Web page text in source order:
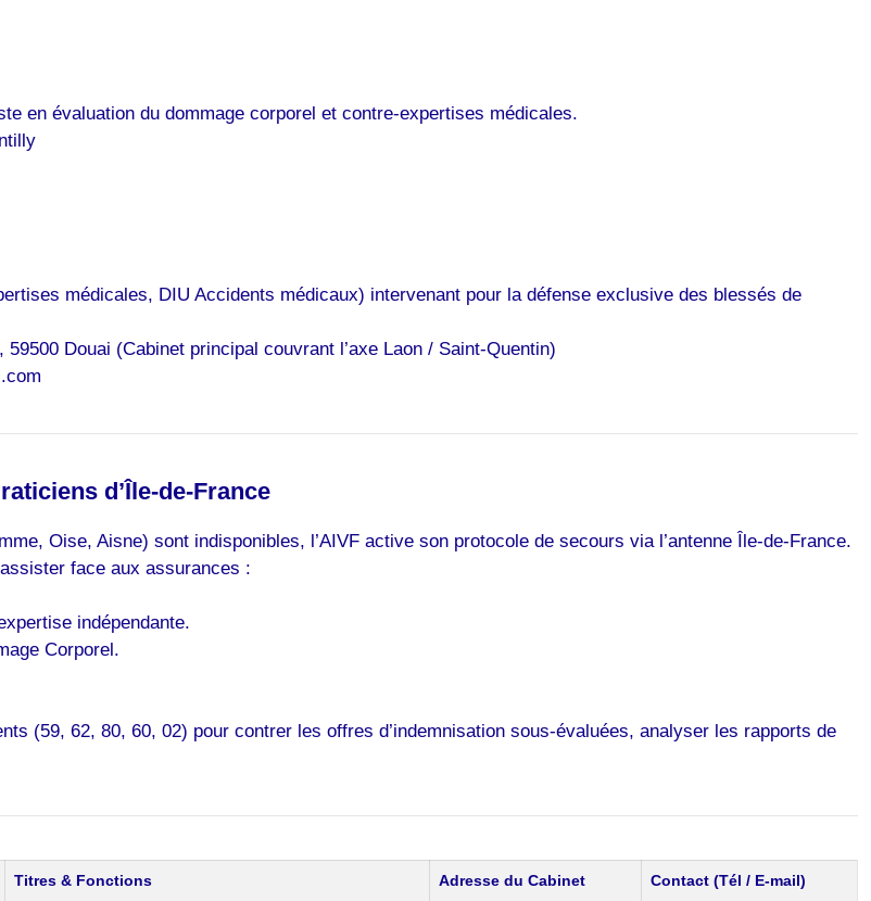
en évaluation du dommage corporel et contre-expertises médicales.
médicales, DIU Accidents médicaux) intervenant pour la défense exclusive des blessés de
Douai (Cabinet principal couvrant l’axe Laon / Saint-Quentin)
d’Île-de-France
Oise, Aisne) sont indisponibles, l’AIVF active son protocole de secours via l’antenne Île-de-France.
face aux assurances :
indépendante.
Corporel.
(59, 62, 80, 60, 02) pour contrer les offres d’indemnisation sous-évaluées, analyser les rapports de
Titres & Fonctions Adresse du Cabinet Contact (Tél / E-mail)